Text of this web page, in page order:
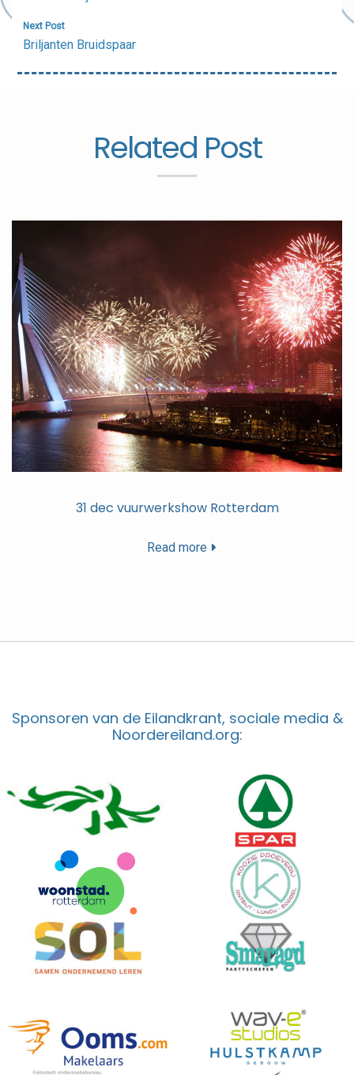
Next Post
Briljanten Bruidspaar
Related Post
31 dec vuurwerkshow Rotterdam
Read more
Sponsoren van de Eilandkrant, sociale media &
Noordereiland.org: